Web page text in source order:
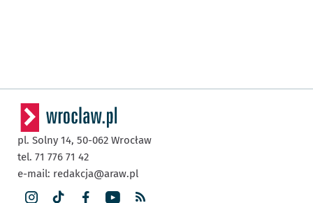
pl. Solny 14, 50-062 Wrocław
tel. 71 776 71 42
e-mail: redakcja@araw.pl